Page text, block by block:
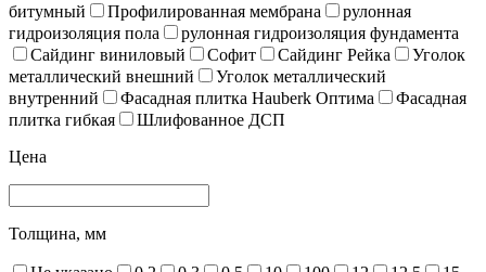
битумный
Профилированная мембрана
рулонная
гидроизоляция пола
рулонная гидроизоляция фундамента
Сайдинг виниловый
Софит Сайдинг Рейка
Уголок
металлический внешний
Уголок металлический
внутренний
Фасадная плитка Hauberk Оптима
Фасадная
плитка гибкая
Шлифованное ДСП
Цена
Толщина, мм